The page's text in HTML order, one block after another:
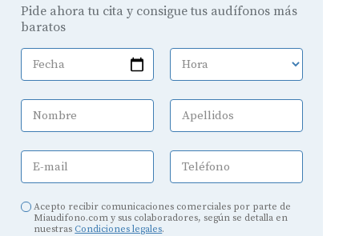
Pide ahora tu cita y consigue tus audífonos más
baratos
Fecha Hora
Nombre Apellidos
E-mail Teléfono
Acepto recibir comunicaciones comerciales por parte de
Miaudifono.com y sus colaboradores, según se detalla en
nuestras Condiciones legales.